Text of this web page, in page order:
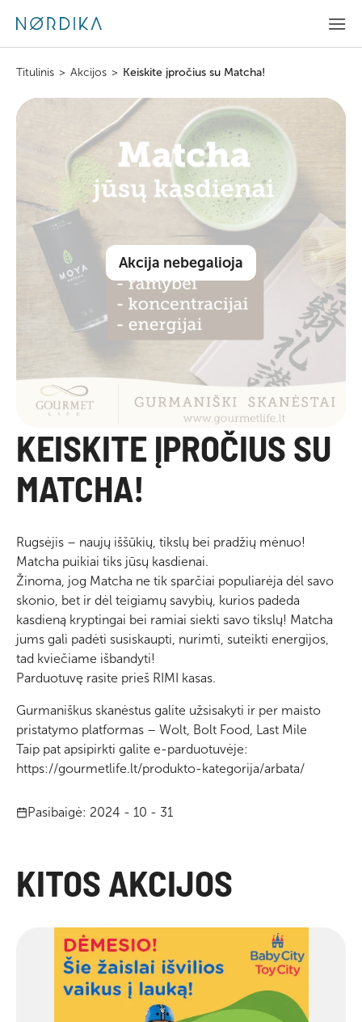
Titulinis > Akcijos > Keiskite įpročius su Matcha!
Akcija nebegalioja
KEISKITE ĮPROČIUS SU
MATCHA!
Rugsėjis – naujų iššūkių, tikslų bei pradžių mėnuo!
Matcha puikiai tiks jūsų kasdienai.
Žinoma, jog Matcha ne tik sparčiai populiarėja dėl savo
skonio, bet ir dėl teigiamų savybių, kurios padeda
kasdieną kryptingai bei ramiai siekti savo tikslų! Matcha
jums gali padėti susiskaupti, nurimti, suteikti energijos,
tad kviečiame išbandyti!
Parduotuvę rasite prieš RIMI kasas.
Gurmaniškus skanėstus galite užsisakyti ir per maisto
pristatymo platformas – Wolt, Bolt Food, Last Mile
Taip pat apsipirkti galite e-parduotuvėje:
https://gourmetlife.lt/produkto-kategorija/arbata/
Pasibaigė: 2024 - 10 - 31
KITOS AKCIJOS